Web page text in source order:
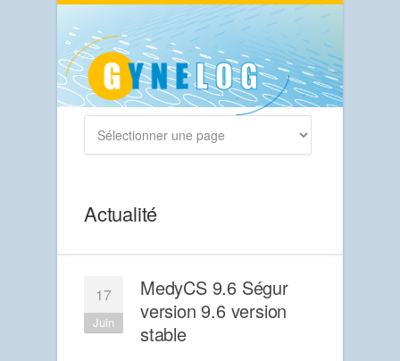
Actualité
17
Juin
MedyCS 9.6 Ségur
version 9.6 version
stable